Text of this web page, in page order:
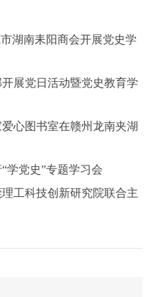
湖南耒阳商会开展党史学
展党日活动暨党史教育学
心图书室在赣州龙南夹湖
学党史”专题学习会
工科技创新研究院联合主